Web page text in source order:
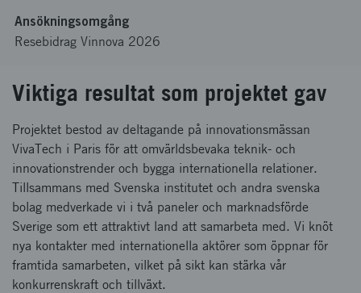
Ansökningsomgång
Resebidrag Vinnova 2026
Viktiga resultat som projektet gav
Projektet bestod av deltagande på innovationsmässan
VivaTech i Paris för att omvärldsbevaka teknik- och
innovationstrender och bygga internationella relationer.
Tillsammans med Svenska institutet och andra svenska
bolag medverkade vi i två paneler och marknadsförde
Sverige som ett attraktivt land att samarbeta med. Vi knöt
nya kontakter med internationella aktörer som öppnar för
framtida samarbeten, vilket på sikt kan stärka vår
konkurrenskraft och tillväxt.